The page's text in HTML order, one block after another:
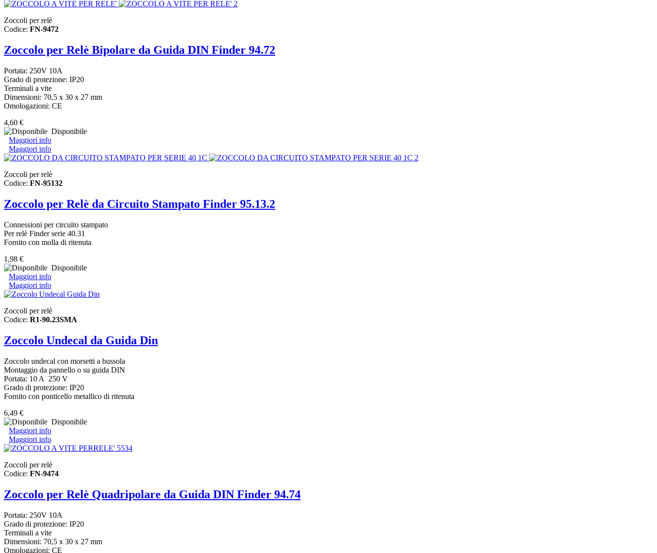
Zoccoli per relè
Codice: FN-9472
Zoccolo per Relè Bipolare da Guida DIN Finder 94.72
Portata: 250V 10A
Grado di protezione: IP20
Terminali a vite
Dimensioni: 70,5 x 30 x 27 mm
Omologazioni: CE
4,60 €
Disponibile
Maggiori info
Maggiori info
Zoccoli per relè
Codice: FN-95132
Zoccolo per Relè da Circuito Stampato Finder 95.13.2
Connessioni per circuito stampato
Per relè Finder serie 40.31
Fornito con molla di ritenuta
1,98 €
Disponibile
Maggiori info
Maggiori info
Zoccoli per relè
Codice: R1-90.23SMA
Zoccolo Undecal da Guida Din
Zoccolo undecal con morsetti a bussola
Montaggio da pannello o su guida DIN
Portata: 10 A 250 V
Grado di protezione: IP20
Fornito con ponticello metallico di ritenuta
6,49 €
Disponibile
Maggiori info
Maggiori info
Zoccoli per relè
Codice: FN-9474
Zoccolo per Relè Quadripolare da Guida DIN Finder 94.74
Portata: 250V 10A
Grado di protezione: IP20
Terminali a vite
Dimensioni: 70,5 x 30 x 27 mm
Omologazioni: CE